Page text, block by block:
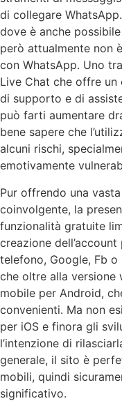
di collegare
dove è anche
però attualmente non
con WhatsApp. Uno
Live Chat che offre
di supporto e di
può farti aumentare
bene sapere che
alcuni rischi,
emotivamente
Pur offrendo una
coinvolgente, la
funzionalità gratuite
creazione
telefono, Google, Fb o
che oltre alla versione
mobile per Android,
convenienti. Ma non
per iOS e finora gli
l’intenzione di
generale, il sito è
mobili, quindi
significativo.